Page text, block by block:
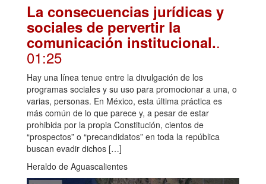
La consecuencias jurídicas y
sociales de pervertir la
comunicación institucional..
01:25
Hay una línea tenue entre la divulgación de los
programas sociales y su uso para promocionar a una, o
varias, personas. En México, esta última práctica es
más común de lo que parece y, a pesar de estar
prohibida por la propia Constitución, cientos de
“prospectos” o “precandidatos” en toda la república
buscan evadir dichos […]
Heraldo de Aguascalientes